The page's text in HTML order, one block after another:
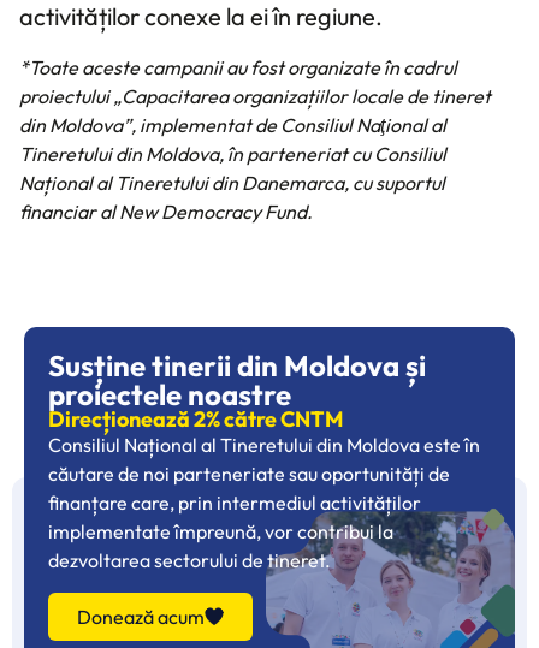
activităților conexe la ei în regiune.
*Toate aceste campanii au fost organizate în cadrul
proiectului „Capacitarea organizațiilor locale de tineret
din Moldova”, implementat de Consiliul Naţional al
Tineretului din Moldova, în parteneriat cu Consiliul
Național al Tineretului din Danemarca, cu suportul
financiar al New Democracy Fund.
Susține tinerii din Moldova și
proiectele noastre
Direcționează 2% către CNTM
Consiliul Național al Tineretului din Moldova este în
căutare de noi parteneriate sau oportunități de
finanțare care, prin intermediul activităților
implementate împreună, vor contribui la
dezvoltarea sectorului de tineret.
Donează acum